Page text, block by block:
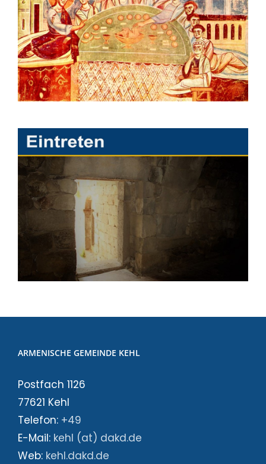
ARMENISCHE GEMEINDE KEHL
Postfach 1126
77621 Kehl
Telefon: +49
E-Mail: kehl (at) dakd.de
Web: kehl.dakd.de